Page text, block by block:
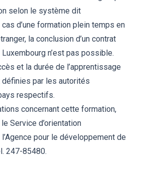
selon le système dit
cas d’une formation plein temps en
la conclusion d’un contrat
n’est pas possible.
et la durée de l’apprentissage
par les autorités
respectifs.
concernant cette formation,
Service d’orientation
pour le développement de
247-85480.